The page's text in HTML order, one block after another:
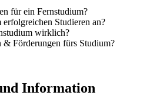
für ein Fernstudium?
Studieren an?
wirklich?
& Förderungen fürs Studium?
Information